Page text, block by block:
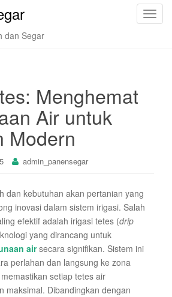
T
dan Segar
Menghemat
Air untuk
Modern
admin_panensegar
dan kebutuhan akan pertanian yang
inovasi dalam sistem irigasi. Salah
efektif adalah irigasi tetes (drip
yang dirancang untuk
airsecara signifikan. Sistem ini
perlahan dan langsung ke zona
setiap tetes air
maksimal. Dibandingkan dengan